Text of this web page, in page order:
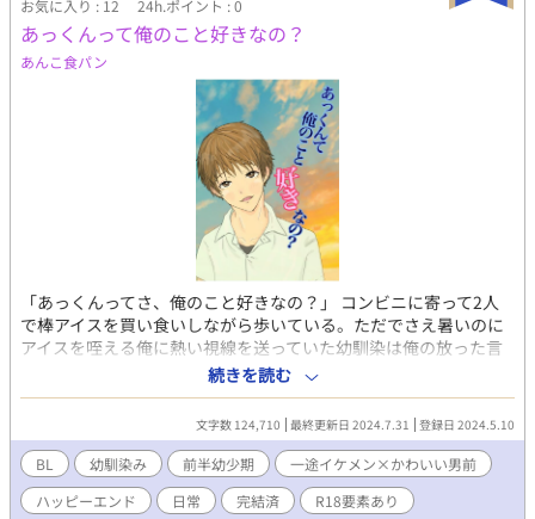
お気に入り : 12 24h.ポイント : 0
あっくんって俺のこと好きなの？
あんこ食パン
「あっくんってさ、俺のこと好きなの？」 コンビニに寄って2人
で棒アイスを買い食いしながら歩いている。ただでさえ暑いのに
アイスを咥える俺に熱い視線を送っていた幼馴染は俺の放った言
葉にフリーズした。 「…はぁ？！なっ何言ってんだよ急に！！そ
んな訳ないだろ！」 ようやくフリーズの解けたあっくんは勢いよ
く叫んだ。 すごい慌てぶりとすごい否定っぷりだ。 「あれ？そう
なの？？」 仲良しの幼馴染が自分のことを好きなのではないかと
気付きストレートに質問してしまったことで拗れる2人のすれ違い
BL 異世界無し、タイムループ無し、転生無し 幼馴染二人の初恋物
語 小説作り初挑戦なので期待せず読んで頂けたらと思います
続きを読む
文字数 124,710 最終更新日 2024.7.31 登録日 2024.5.10
BL 幼馴染み 前半幼少期
一途イケメン×かわいい男前
ハッピーエンド
日常 完結済 R18要素あり